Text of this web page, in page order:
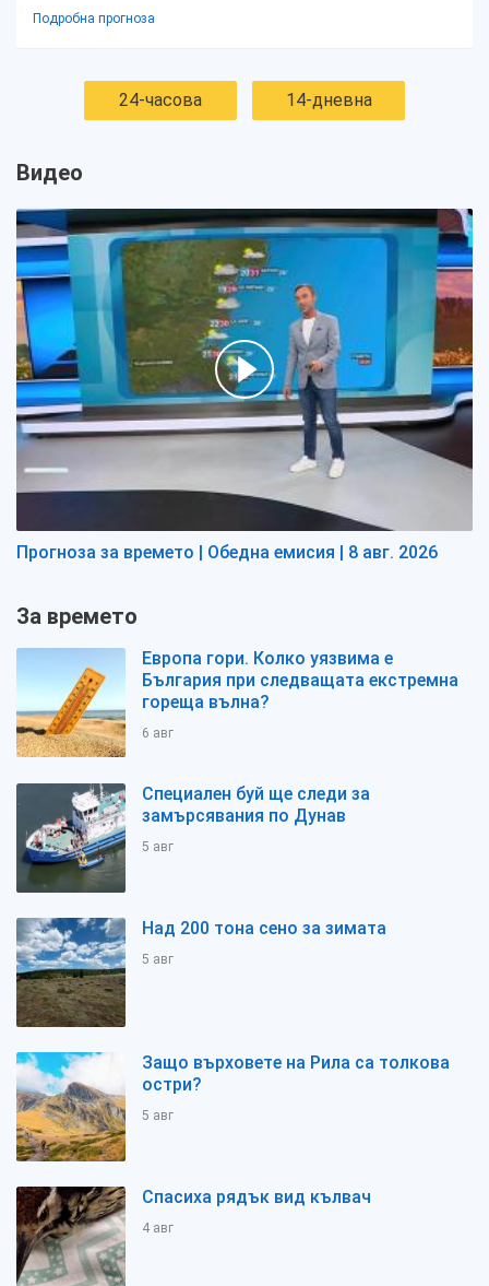
Подробна прогноза
24-часова 14-дневна
Видео
Прогноза за времето | Обедна емисия | 8 авг. 2026
За времето
Европа гори. Колко уязвима е
България при следващата екстремна
гореща вълна?
6 авг
Специален буй ще следи за
замърсявания по Дунав
5 авг
Над 200 тона сено за зимата
5 авг
Защо върховете на Рила са толкова
остри?
5 авг
Спасиха рядък вид кълвач
4 авг